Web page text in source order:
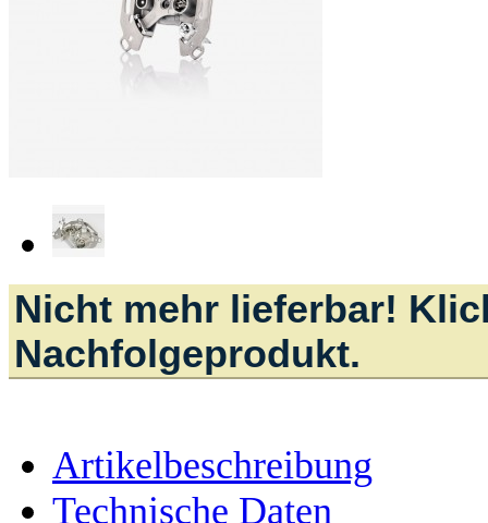
Nicht mehr lieferbar!
Nachfolgeprodukt.
Artikelbeschreibung
Technische Daten